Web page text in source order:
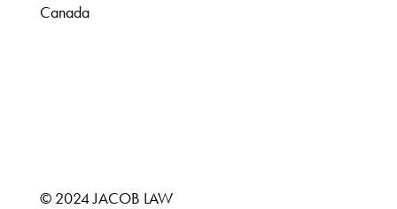
Canada
© 2024 JACOB LAW